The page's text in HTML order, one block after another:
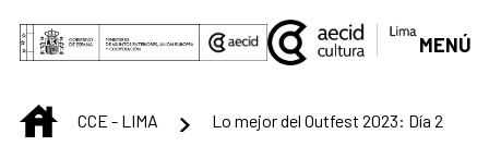
Saltar al contenido principal
MENÚ
INICIOCCE - LIMA Lo mejor del Outfest 2023: Día 2